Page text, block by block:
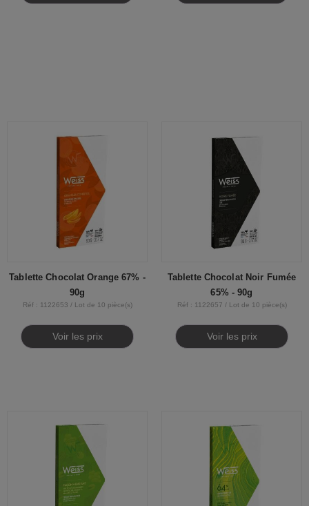
Tablette Chocolat Orange 67% -
90g
Réf : 1122653 / Lot de 10 pièce(s)
Voir les prix
Tablette Chocolat Noir Fumée
65% - 90g
Réf : 1122657 / Lot de 10 pièce(s)
Voir les prix